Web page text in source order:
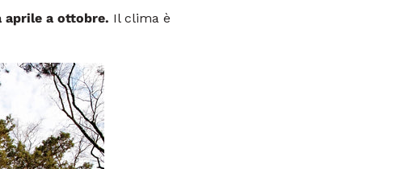
aprile a ottobre. Il clima è